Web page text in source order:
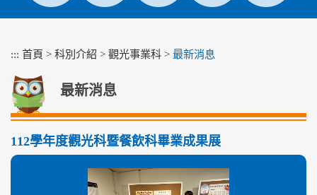
塊
::: 首頁 > 科別介紹 > 觀光事業科 > 最新消息
最新消息
112學年度觀光科暨餐飲科畢業成果展